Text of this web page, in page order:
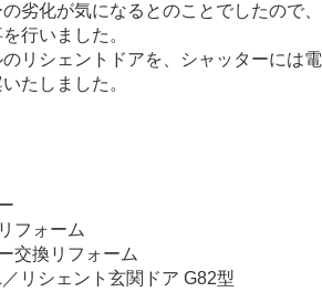
劣化が気になるとのことでしたので、
行いました。
リシェントドアを、シャッターには電
たしました。
フォーム
交換リフォーム
／リシェント玄関ドア G82型